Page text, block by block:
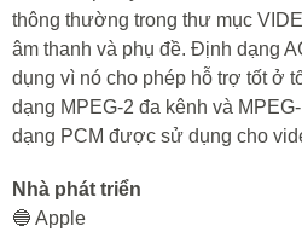
thông thường trong thư mục
âm thanh và phụ đề. Định dạng
dụng vì nó cho phép hỗ trợ tốt ở
dạng MPEG-2 đa kênh và
dạng PCM được sử dụng cho
Nhà phát triển
🔵 Apple